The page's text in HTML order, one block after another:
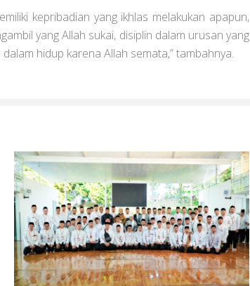
kepribadian yang ikhlas melakukan apapun,
yang Allah sukai, disiplin dalam urusan yang
hidup karena Allah semata,” tambahnya.